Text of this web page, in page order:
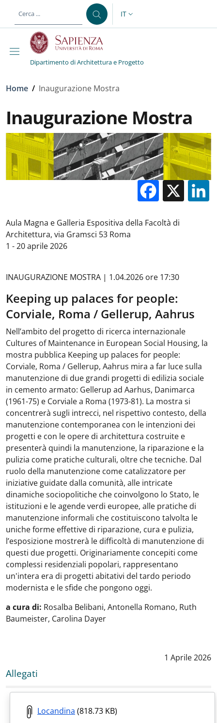
al contenuto principale
SELETTORE LINGUA:
IT
Dipartimento di Architettura e Progetto
Briciole di pane
Home / Inaugurazione Mostra
Inaugurazione Mostra
X
Aula Magna e Galleria Espositiva della Facoltà di
Architettura, via Gramsci 53 Roma
1 - 20 aprile 2026
INAUGURAZIONE MOSTRA | 1.04.2026 ore 17:30
Keeping up palaces for people:
Corviale, Roma / Gellerup, Aahrus
Nell’ambito del progetto di ricerca internazionale
Cultures of Maintenance in European Social Housing, la
mostra pubblica Keeping up palaces for people:
Corviale, Roma / Gellerup, Aahrus mira a far luce sulla
manutenzione di due grandi progetti di edilizia sociale
in cemento armato: Gellerup ad Aarhus, Danimarca
(1961-75) e Corviale a Roma (1973-81). La mostra si
concentrerà sugli intrecci, nel rispettivo contesto, della
manutenzione contemporanea con le intenzioni dei
progetti e con le opere di architettura costruite e
presenterà quindi la manutenzione, la riparazione e la
pulizia come pratiche culturali, oltre che tecniche. Dal
ruolo della manutenzione come catalizzatore per
iniziative guidate dalla comunità, alle intricate
dinamiche sociopolitiche che coinvolgono lo Stato, le
istituzioni e le agende verdi europee, alle pratiche di
manutenzione informali che costituiscono talvolta le
uniche forme effettive di riparazione, cura e pulizia,
l’esposizione mostrerà le difficoltà di manutenzione di
questi due progetti. Originariamente concepiti come
complessi residenziali popolari, rappresentano
un'intera era di progetti abitativi del tardo periodo
modernista e le sfide che pongono oggi.
a cura di: Rosalba Belibani, Antonella Romano, Ruth
Baumeister, Carolina Dayer
Data notizia
1 Aprile 2026
Allegati
Locandina (818.73 KB)